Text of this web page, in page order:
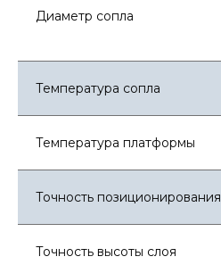
Диаметр сопла
Температура сопла
Температура платформы
Точность позиционирования
Точность высоты слоя